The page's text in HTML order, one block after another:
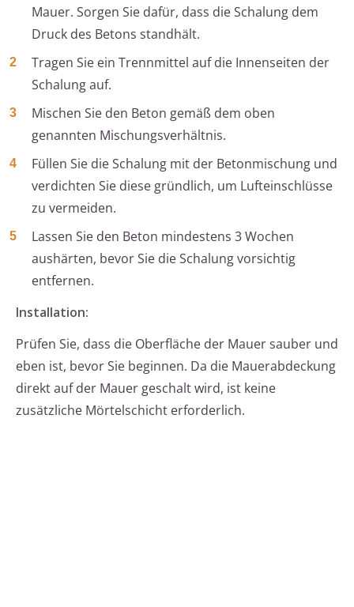
Mauer. Sorgen Sie dafür, dass die Schalung dem
Druck des Betons standhält.
Tragen Sie ein Trennmittel auf die Innenseiten der
Schalung auf.
Mischen Sie den Beton gemäß dem oben
genannten Mischungsverhältnis.
Füllen Sie die Schalung mit der Betonmischung und
verdichten Sie diese gründlich, um Lufteinschlüsse
zu vermeiden.
Lassen Sie den Beton mindestens 3 Wochen
aushärten, bevor Sie die Schalung vorsichtig
entfernen.
Installation:
Prüfen Sie, dass die Oberfläche der Mauer sauber und
eben ist, bevor Sie beginnen. Da die Mauerabdeckung
direkt auf der Mauer geschalt wird, ist keine
zusätzliche Mörtelschicht erforderlich.